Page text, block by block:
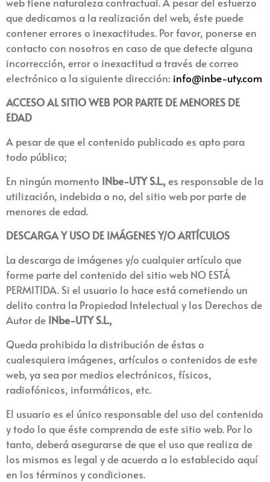
que dedicamos a la realización del web, éste puede
contener errores o inexactitudes. Por favor, ponerse en
contacto con nosotros en caso de que detecte alguna
incorrección, error o inexactitud a través de correo
electrónico a la siguiente dirección: info@inbe-uty.com
ACCESO AL SITIO WEB POR PARTE DE MENORES DE
EDAD
A pesar de que el contenido publicado es apto para
todo público;
En ningún momento INbe-UTY S.L.,es responsable de la
utilización, indebida o no, del sitio web por parte de
menores de edad.
DESCARGA Y USO DE IMÁGENES Y/O ARTÍCULOS
La descarga de imágenes y/o cualquier artículo que
forme parte del contenido del sitio web NO ESTÁ
PERMITIDA. Si el usuario lo hace está cometiendo un
delito contra la Propiedad Intelectual y los Derechos de
Autor de INbe-UTY S.L.,
Queda prohibida la distribución de éstas o
cualesquiera imágenes, artículos o contenidos de este
web, ya sea por medios electrónicos, físicos,
radiofónicos, informáticos, etc.
El usuario es el único responsable del uso del contenido
y todo lo que éste comprenda de este sitio web. Por lo
tanto, deberá asegurarse de que el uso que realiza de
los mismos es legal y de acuerdo a lo establecido aquí
en los términos y condiciones.